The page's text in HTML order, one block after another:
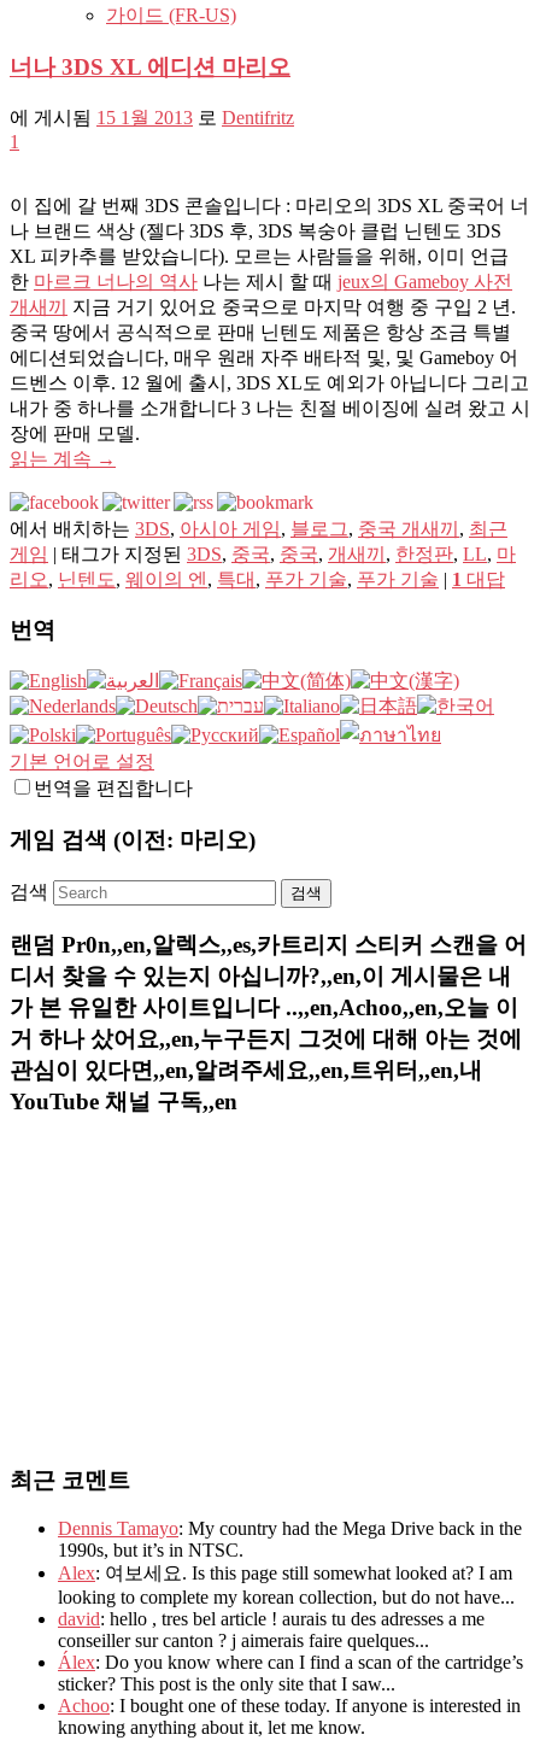
가이드 (FR-US)
너나 3DS XL 에디션 마리오
에 게시됨 15 1월 2013 로 Dentifritz
1
이 집에 갈 번째 3DS 콘솔입니다 : 마리오의 3DS XL 중국어 너
나 브랜드 색상 (젤다 3DS 후, 3DS 복숭아 클럽 닌텐도 3DS
XL 피카추를 받았습니다). 모르는 사람들을 위해, 이미 언급
한 마르크 너나의 역사 나는 제시 할 때 jeux의 Gameboy 사전
개새끼
지금 거기 있어요 중국으로 마지막 여행 중 구입 2 년.
중국 땅에서 공식적으로 판매 닌텐도 제품은 항상 조금 특별
에디션되었습니다, 매우 원래 자주 배타적 및, 및 Gameboy 어
드벤스 이후. 12 월에 출시, 3DS XL도 예외가 아닙니다 그리고
내가 중 하나를 소개합니다 3 나는 친절 베이징에 실려 왔고 시
장에 판매 모델.
읽는 계속 →
에서 배치하는 3DS, 아시아 게임, 블로그, 중국 개새끼 , 최근
게임 | 태그가 지정된 3DS, 중국, 중국, 개새끼 , 한정판, LL, 마
리오, 닌텐도, 웨이의 엔 , 특대 , 푸가 기술, 푸가 기술 | 1 대답
번역
기본 언어로 설정
번역을 편집합니다
게임 검색 (이전: 마리오)
검색
랜덤 Pr0n,,en,알렉스,,es,카트리지 스티커 스캔을 어
디서 찾을 수 있는지 아십니까?,,en,이 게시물은 내
가 본 유일한 사이트입니다 ..,,en,Achoo,,en,오늘 이
거 하나 샀어요,,en,누구든지 그것에 대해 아는 것에
관심이 있다면,,en,알려주세요,,en,트위터,,en,내
YouTube 채널 구독,,en
최근 코멘트
Dennis Tamayo: My country had the Mega Drive back in the
1990s, but it’s in NTSC.
Alex: 여보세요. Is this page still somewhat looked at? I am
looking to complete my korean collection, but do not have...
david: hello , tres bel article ! aurais tu des adresses a me
conseiller sur canton ? j aimerais faire quelques...
Álex: Do you know where can I find a scan of the cartridge’s
sticker? This post is the only site that I saw...
Achoo: I bought one of these today. If anyone is interested in
knowing anything about it, let me know.